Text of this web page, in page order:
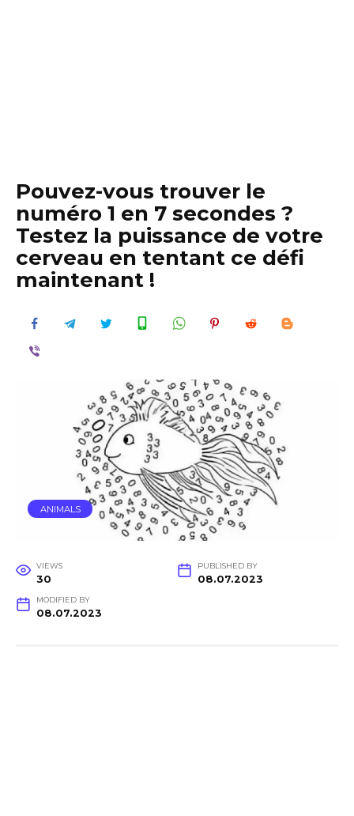
Pouvez-vous trouver le
numéro 1 en 7 secondes ?
Testez la puissance de votre
cerveau en tentant ce défi
maintenant !
ANIMALS
VIEWS
30
PUBLISHED BY
08.07.2023
MODIFIED BY
08.07.2023